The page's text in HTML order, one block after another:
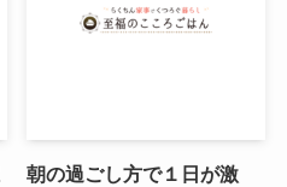
朝の過ごし方で１日が激